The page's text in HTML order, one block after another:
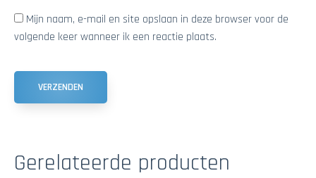
Mijn naam, e-mail en site opslaan in deze browser voor de
volgende keer wanneer ik een reactie plaats.
Gerelateerde producten